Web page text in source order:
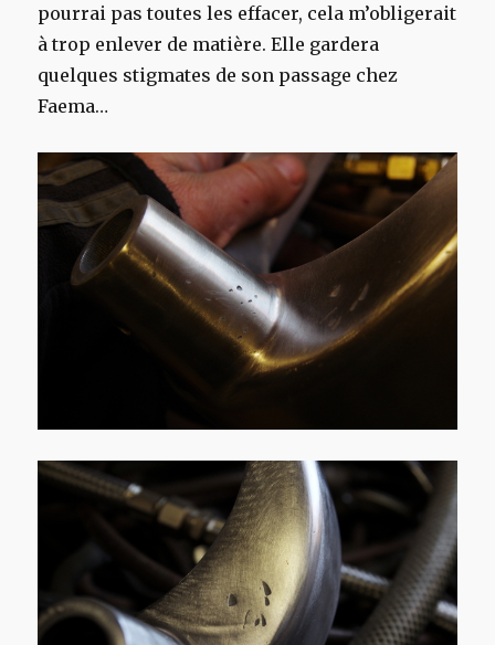
pourrai pas toutes les effacer, cela m’obligerait
à trop enlever de matière. Elle gardera
quelques stigmates de son passage chez
Faema…